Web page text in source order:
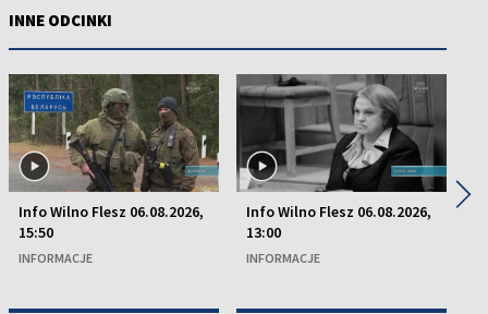
INNE ODCINKI
Info Wilno Flesz 06.08.2026,
15:50
INFORMACJE
Info Wilno Flesz 06.08.2026,
13:00
INFORMACJE
▶